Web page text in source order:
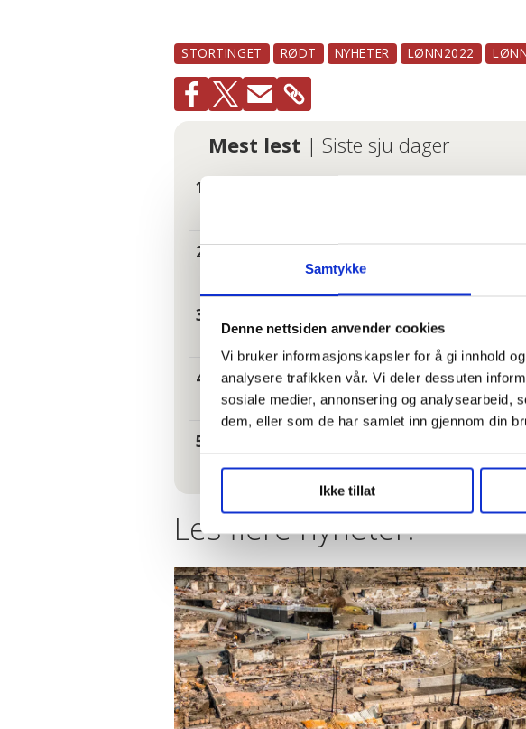
Samtykke
Denne nettsiden anvender cookies
Vi bruker informasjonskapsler for å gi innhold
analysere trafikken vår. Vi deler dessuten
sosiale medier, annonsering og analysearbeid,
dem, eller som de har samlet inn gjennom din
Ikke tillat
STORTINGET RØDT NYHETER LØNN2022
Mest lest | Siste sju dager
Tannhelse: Se om du har
– Reglene nå er så jævlig
Les flere nyheter: